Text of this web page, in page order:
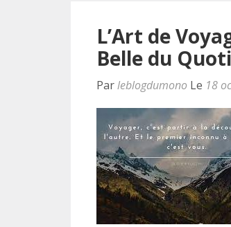
L’Art de
Belle du
Parleblogdumono Le 18